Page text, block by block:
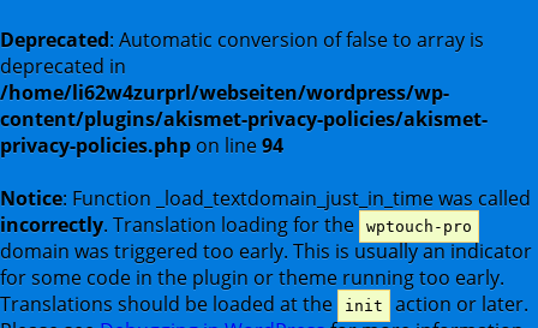
Deprecated: Automatic conversion of false to array is
deprecated in
/home/li62w4zurprl/webseiten/wordpress/wp-
content/plugins/akismet-privacy-policies/akismet-
privacy-policies.php on line94
Notice: Function _load_textdomain_just_in_time was called
incorrectly. Translation loading for the wptouch-pro
domain was triggered too early. This is usually an indicator
for some code in the plugin or theme running too early.
Translations should be loaded at the
init
action or later.